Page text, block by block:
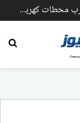
#عاجل.. ترامب يصعّد: نقترب من ضرب محطات كهرباء وجسور داخل إيران